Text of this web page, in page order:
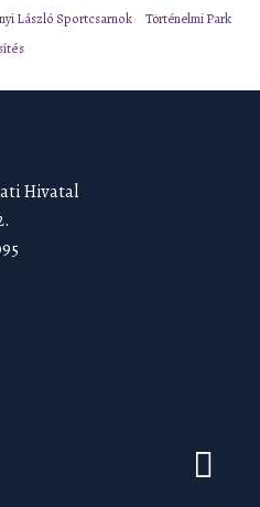
László Sportcsarnok
Történelmi Park
Hivatal